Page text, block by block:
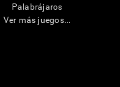
Palabrájaros
Ver más juegos...